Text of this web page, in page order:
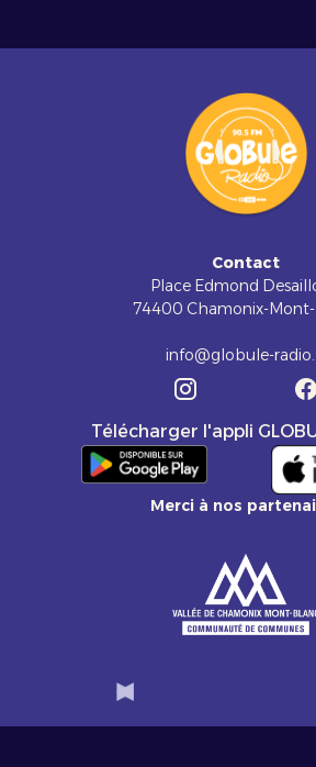
Contact
Place Edmond
74400 Chamonix-
info@globule-
Télécharger l'appli
Merci à nos
Slide 2 of 6.